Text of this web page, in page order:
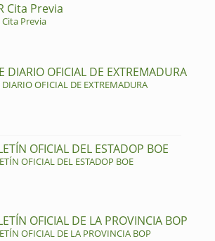
Cita Previa
Cita Previa
DIARIO OFICIAL DE EXTREMADURA
DIARIO OFICIAL DE EXTREMADURA
OFICIAL DEL ESTADOP BOE
OFICIAL DEL ESTADOP BOE
OFICIAL DE LA PROVINCIA BOP
OFICIAL DE LA PROVINCIA BOP